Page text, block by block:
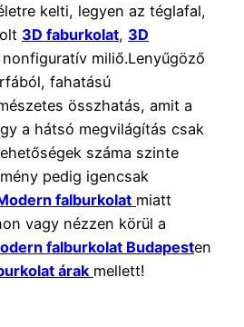
kelti, legyen az téglafal,
3D faburkolat, 3D
miliő.Lenyűgöző
fahatású
összhatás, amit a
a hátsó megvilágítás csak
száma szinte
pedig igencsak
falburkolat miatt
vagy nézzen körül a
falburkolat Budapesten
árak mellett!